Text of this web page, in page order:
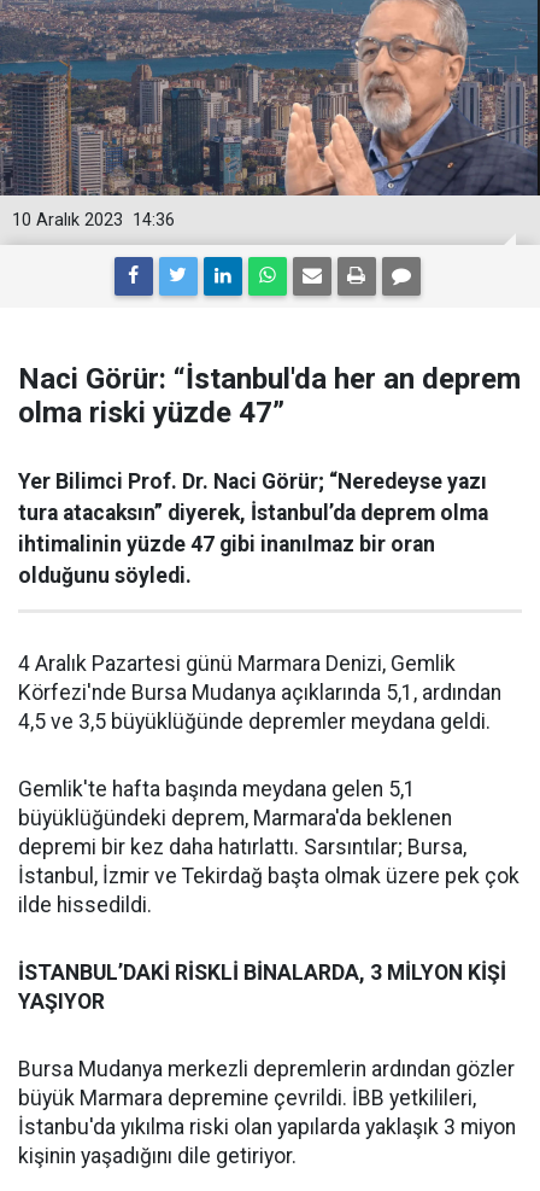
14:36
10 Aralık 2023
Naci Görür: “İstanbul'da her an deprem
olma riski yüzde 47”
Yer Bilimci Prof. Dr. Naci Görür; “Neredeyse yazı
tura atacaksın” diyerek, İstanbul’da deprem olma
ihtimalinin yüzde 47 gibi inanılmaz bir oran
olduğunu söyledi.
4 Aralık Pazartesi günü Marmara Denizi, Gemlik
Körfezi'nde Bursa Mudanya açıklarında 5,1, ardından
4,5 ve 3,5 büyüklüğünde depremler meydana geldi.
Gemlik'te hafta başında meydana gelen 5,1
büyüklüğündeki deprem, Marmara'da beklenen
depremi bir kez daha hatırlattı. Sarsıntılar; Bursa,
İstanbul, İzmir ve Tekirdağ başta olmak üzere pek çok
ilde hissedildi.
İSTANBUL’DAKİ RİSKLİ BİNALARDA, 3 MİLYON KİŞİ
YAŞIYOR
Bursa Mudanya merkezli depremlerin ardından gözler
büyük Marmara depremine çevrildi. İBB yetkilileri,
İstanbu'da yıkılma riski olan yapılarda yaklaşık 3 miyon
kişinin yaşadığını dile getiriyor.